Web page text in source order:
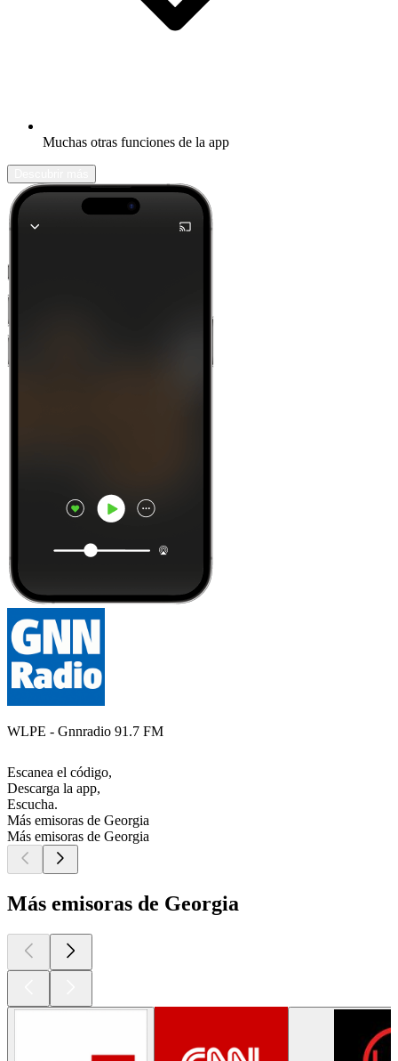
Muchas otras funciones de la app
WLPE - Gnnradio 91.7 FM
Escanea el código,
Descarga la app,
Escucha.
Más emisoras de Georgia
Más emisoras de Georgia
Más emisoras de Georgia